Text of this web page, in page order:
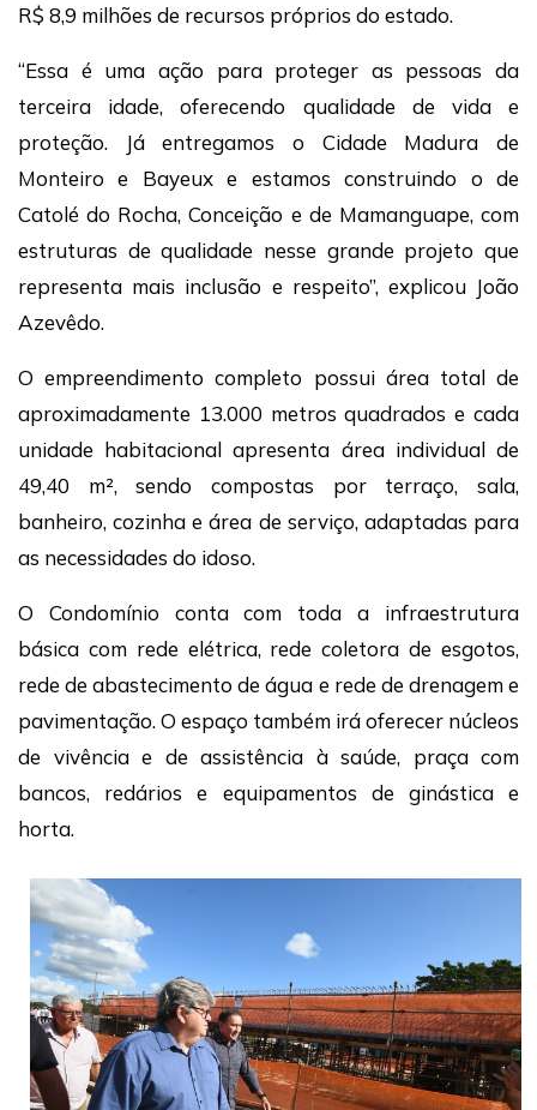
R$ 8,9 milhões de recursos próprios do estado.
“Essa é uma ação para proteger as pessoas da
terceira idade, oferecendo qualidade de vida e
proteção. Já entregamos o Cidade Madura de
Monteiro e Bayeux e estamos construindo o de
Catolé do Rocha, Conceição e de Mamanguape, com
estruturas de qualidade nesse grande projeto que
representa mais inclusão e respeito”, explicou João
Azevêdo.
O empreendimento completo possui área total de
aproximadamente 13.000 metros quadrados e cada
unidade habitacional apresenta área individual de
49,40 m², sendo compostas por terraço, sala,
banheiro, cozinha e área de serviço, adaptadas para
as necessidades do idoso.
O Condomínio conta com toda a infraestrutura
básica com rede elétrica, rede coletora de esgotos,
rede de abastecimento de água e rede de drenagem e
pavimentação. O espaço também irá oferecer núcleos
de vivência e de assistência à saúde, praça com
bancos, redários e equipamentos de ginástica e
horta.